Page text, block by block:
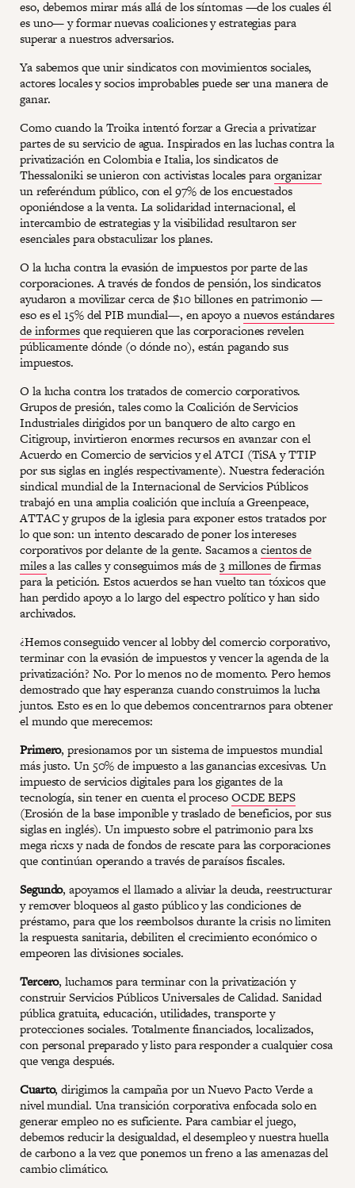
eso, debemos mirar más allá de los síntomas —de los cuales él
es uno— y formar nuevas coaliciones y estrategias para
superar a nuestros adversarios.
Ya sabemos que unir sindicatos con movimientos sociales,
actores locales y socios improbables puede ser una manera de
ganar.
Como cuando la Troika intentó forzar a Grecia a privatizar
partes de su servicio de agua. Inspirados en las luchas contra la
privatización en Colombia e Italia, los sindicatos de
Thessaloniki se unieron con activistas locales paraorganizar
un referéndum público, con el 97% de los encuestados
oponiéndose a la venta. La solidaridad internacional, el
intercambio de estrategias y la visibilidad resultaron ser
esenciales para obstaculizar los planes.
O la lucha contra la evasión de impuestos por parte de las
corporaciones. A través de fondos de pensión, los sindicatos
ayudaron a movilizar cerca de $10 billones en patrimonio —
eso es el 15% del PIB mundial—, en apoyo anuevos estándares
de informesque requieren que las corporaciones revelen
públicamente dónde (o dónde no), están pagando sus
impuestos.
O la lucha contra los tratados de comercio corporativos.
Grupos de presión, tales como la Coalición de Servicios
Industriales dirigidos por un banquero de alto cargo en
Citigroup, invirtieron enormes recursos en avanzar con el
Acuerdo en Comercio de servicios y el ATCI (TiSA y TTIP
por sus siglas en inglés respectivamente). Nuestra federación
sindical mundial de la Internacional de Servicios Públicos
trabajó en una amplia coalición que incluía a Greenpeace,
ATTAC y grupos de la iglesia para exponer estos tratados por
lo que son: un intento descarado de poner los intereses
corporativos por delante de la gente. Sacamos acientos de
milesa las calles y conseguimos más de3 millonesde firmas
para la petición. Estos acuerdos se han vuelto tan tóxicos que
han perdido apoyo a lo largo del espectro político y han sido
archivados.
¿Hemos conseguido vencer al lobby del comercio corporativo,
terminar con la evasión de impuestos y vencer la agenda de la
privatización? No. Por lo menos no de momento. Pero hemos
demostrado que hay esperanza cuando construimos la lucha
juntos. Esto es en lo que debemos concentrarnos para obtener
el mundo que merecemos:
Primero, presionamos por un sistema de impuestos mundial
más justo. Un 50% de impuesto a las ganancias excesivas. Un
impuesto de servicios digitales para los gigantes de la
tecnología, sin tener en cuenta el procesoOCDE BEPS
(Erosión de la base imponible y traslado de beneficios, por sus
siglas en inglés). Un impuesto sobre el patrimonio para lxs
mega ricxs y nada de fondos de rescate para las corporaciones
que continúan operando a través de paraísos fiscales.
Segundo, apoyamos el llamado a aliviar la deuda, reestructurar
y remover bloqueos al gasto público y las condiciones de
préstamo, para que los reembolsos durante la crisis no limiten
la respuesta sanitaria, debiliten el crecimiento económico o
empeoren las divisiones sociales.
Tercero, luchamos para terminar con la privatización y
construir Servicios Públicos Universales de Calidad. Sanidad
pública gratuita, educación, utilidades, transporte y
protecciones sociales. Totalmente financiados, localizados,
con personal preparado y listo para responder a cualquier cosa
que venga después.
Cuarto, dirigimos la campaña por un Nuevo Pacto Verde a
nivel mundial. Una transición corporativa enfocada solo en
generar empleo no es suficiente. Para cambiar el juego,
debemos reducir la desigualdad, el desempleo y nuestra huella
de carbono a la vez que ponemos un freno a las amenazas del
cambio climático.